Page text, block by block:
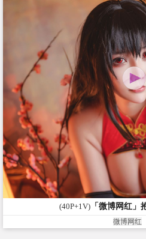
(40P+1V) 「微博网红」
微博网红